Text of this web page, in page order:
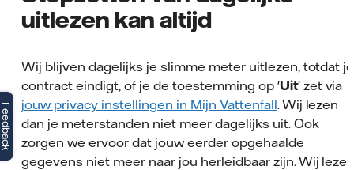
uitlezen kan altijd
Wij blijven dagelijks je slimme meter uitlezen, totdat je
contract eindigt, of je de toestemming op 'Uit' zet via
jouw privacy instellingen in Mijn Vattenfall. Wij lezen
dan je meterstanden niet meer dagelijks uit. Ook
zorgen we ervoor dat jouw eerder opgehaalde
gegevens niet meer naar jou herleidbaar zijn. Wij
Feedback